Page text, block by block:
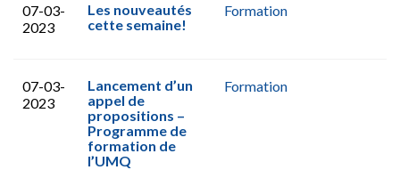
07-03-
2023
Les nouveautés
cette semaine!
Formation
07-03-
2023
Lancement d’un
appel de
propositions –
Programme de
formation de
l’UMQ
Formation